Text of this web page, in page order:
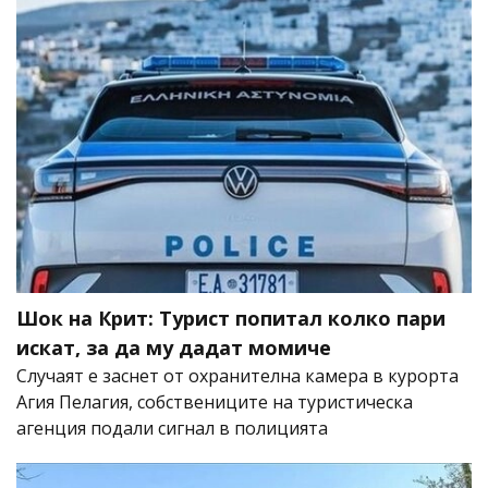
Шок на Крит: Турист попитал колко пари
искат, за да му дадат момиче
Случаят е заснет от охранителна камера в курорта
Агия Пелагия, собствениците на туристическа
агенция подали сигнал в полицията